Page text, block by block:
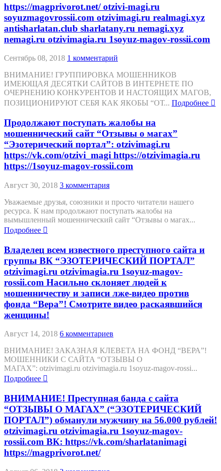
https://magprivorot.net/ otzivi-magi.ru
soyuzmagovrossii.com otzivimagi.ru realmagi.xyz
antisharlatan.club sharlatany.ru nemagi.xyz
nemagi.ru otzivimagia.ru 1soyuz-magov-rossii.com
Сентябрь 08, 2018 1 комментарий
ВНИМАНИЕ! ГРУППИРОВКА МОШЕННИКОВ
ИМЕЮЩАЯ ДЕСЯТКИ САЙТОВ В ИНТЕРНЕТЕ ПО
ОЧЕРНЕНИЮ КОНКУРЕНТОВ И НАСТОЯЩИХ МАГОВ,
ПОЗИЦИОНИРУЮТ СЕБЯ КАК ЯКОБЫ “ОТ... Подробнее
Продолжают поступать жалобы на
мошеннический сайт “Отзывы о магах”
“Эзотерический портал”: otzivimagi.ru
https://vk.com/otzivi_magi https://otzivimagia.ru
https://1soyuz-magov-rossii.com
Август 30, 2018 3 комментария
Уважаемые друзья, союзники и просто читатели нашего
ресурса. К нам продолжают поступать жалобы на
вымышленный мошеннический сайт “Отзывы о магах...
Подробнее
Владелец всем известного преступного сайта и
группы ВК “ЭЗОТЕРИЧЕСКИЙ ПОРТАЛ”
otzivimagi.ru otzivimagia.ru 1soyuz-magov-
rossii.com Насильно склоняет людей к
мошенничеству и записи лже-видео против
фонда “Вера”! Смотрите видео раскаявшийся
женщины!
Август 14, 2018 6 комментариев
ВНИМАНИЕ! ЗАКАЗНАЯ КЛЕВЕТА НА ФОНД “ВЕРА”!
МОШЕННИКИ С САЙТА “ОТЗЫВЫ О
МАГАХ”: otzivimagi.ru otzivimagia.ru 1soyuz-magov-rossi...
Подробнее
ВНИМАНИЕ! Преступная банда с сайта
“ОТЗЫВЫ О МАГАХ” (“ЭЗОТЕРИЧЕСКИЙ
ПОРТАЛ”) обманули мужчину на 56.000 рублей!
otzivimagi.ru otzivimagia.ru 1soyuz-magov-
rossii.com ВК: https://vk.com/sharlatanimagi
https://magprivorot.net/